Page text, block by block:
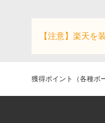
【注意】楽天を
獲得ポイント（各種ボ